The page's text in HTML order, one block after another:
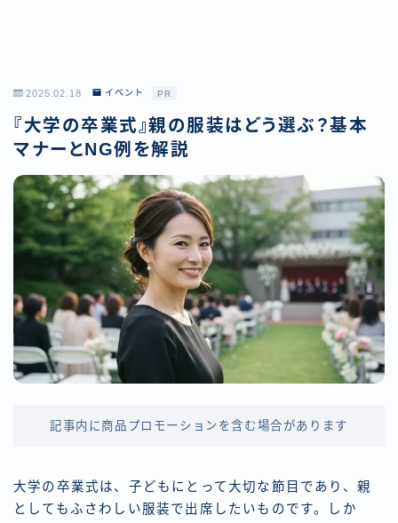
2025.02.18 イベント PR
『大学の卒業式』親の服装はどう選ぶ？基本
マナーとNG例を解説
記事内に商品プロモーションを含む場合があります
大学の卒業式は、子どもにとって大切な節目であり、親
としてもふさわしい服装で出席したいものです。しか